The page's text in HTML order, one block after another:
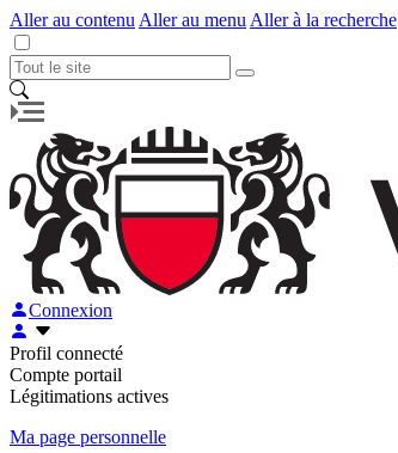
Aller au contenu Aller au menu Aller à la recherche
Connexion
Profil connecté
Compte portail
Légitimations actives
Ma page personnelle